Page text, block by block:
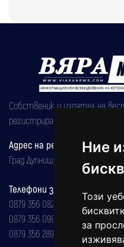
Ние
Този
за
Собственик и издател на
регистрирана на 08.05.2002
Адрес на редакцията
Град Дупница, ул.''Христо Ботев"
Телефони за реклама и
0879 356 082
0879 356 098
0879 356 289